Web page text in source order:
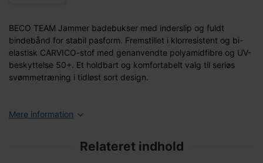
BECO TEAM Jammer badebukser med inderslip og fuldt
bindebånd for stabil pasform. Fremstillet i klorresistent og bi-
elastisk CARVICO-stof med genanvendte polyamidfibre og UV-
beskyttelse 50+. Et holdbart og komfortabelt valg til seriøs
svømmetræning i tidløst sort design.
Mere information
Relateret indhold